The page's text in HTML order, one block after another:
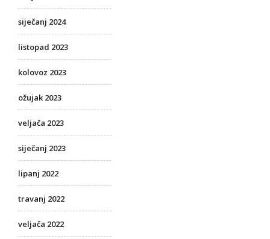
siječanj 2024
listopad 2023
kolovoz 2023
ožujak 2023
veljača 2023
siječanj 2023
lipanj 2022
travanj 2022
veljača 2022